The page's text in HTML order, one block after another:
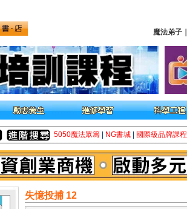
魔法弟子
5050魔法眾籌 NG書城 國際級品牌課程
失憶投捕 12